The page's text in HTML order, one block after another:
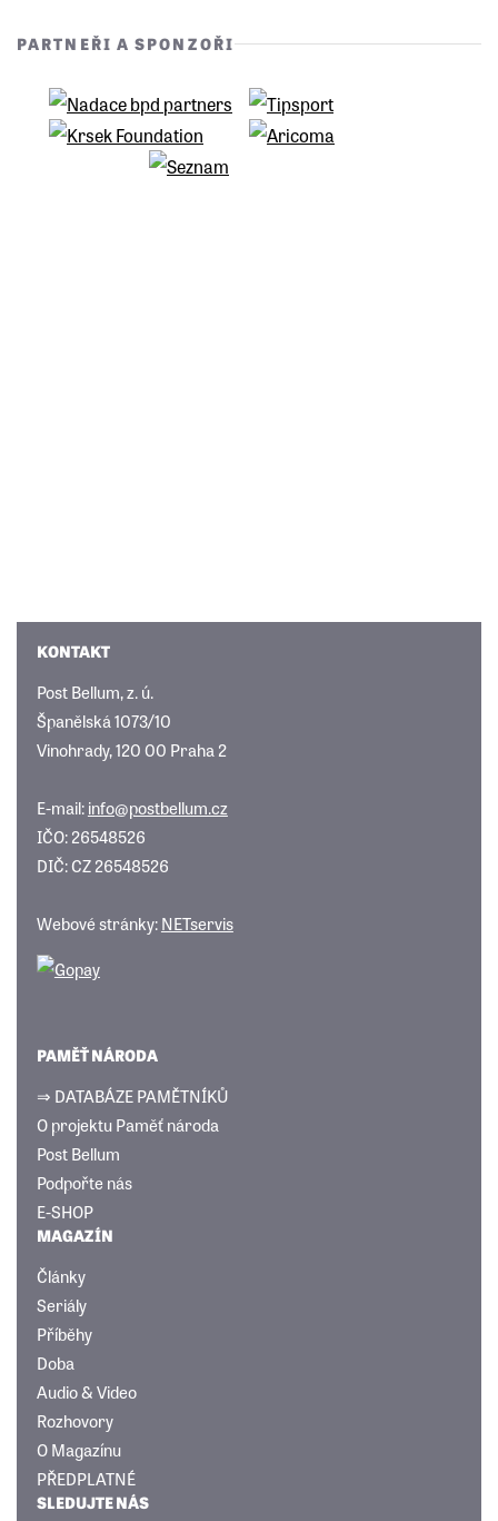
PARTNEŘI A SPONZOŘI
KONTAKT
Post Bellum, z. ú.
Španělská 1073/10
Vinohrady, 120 00 Praha 2
E-mail:info@postbellum.cz
IČO: 26548526
DIČ: CZ 26548526
Webové stránky:NETservis
PAMĚŤ NÁRODA
⇒ DATABÁZE PAMĚTNÍKŮ
O projektu Paměť národa
Post Bellum
Podpořte nás
E-SHOP
MAGAZÍN
Články
Seriály
Příběhy
Doba
Audio & Video
Rozhovory
O Magazínu
PŘEDPLATNÉ
SLEDUJTE NÁS